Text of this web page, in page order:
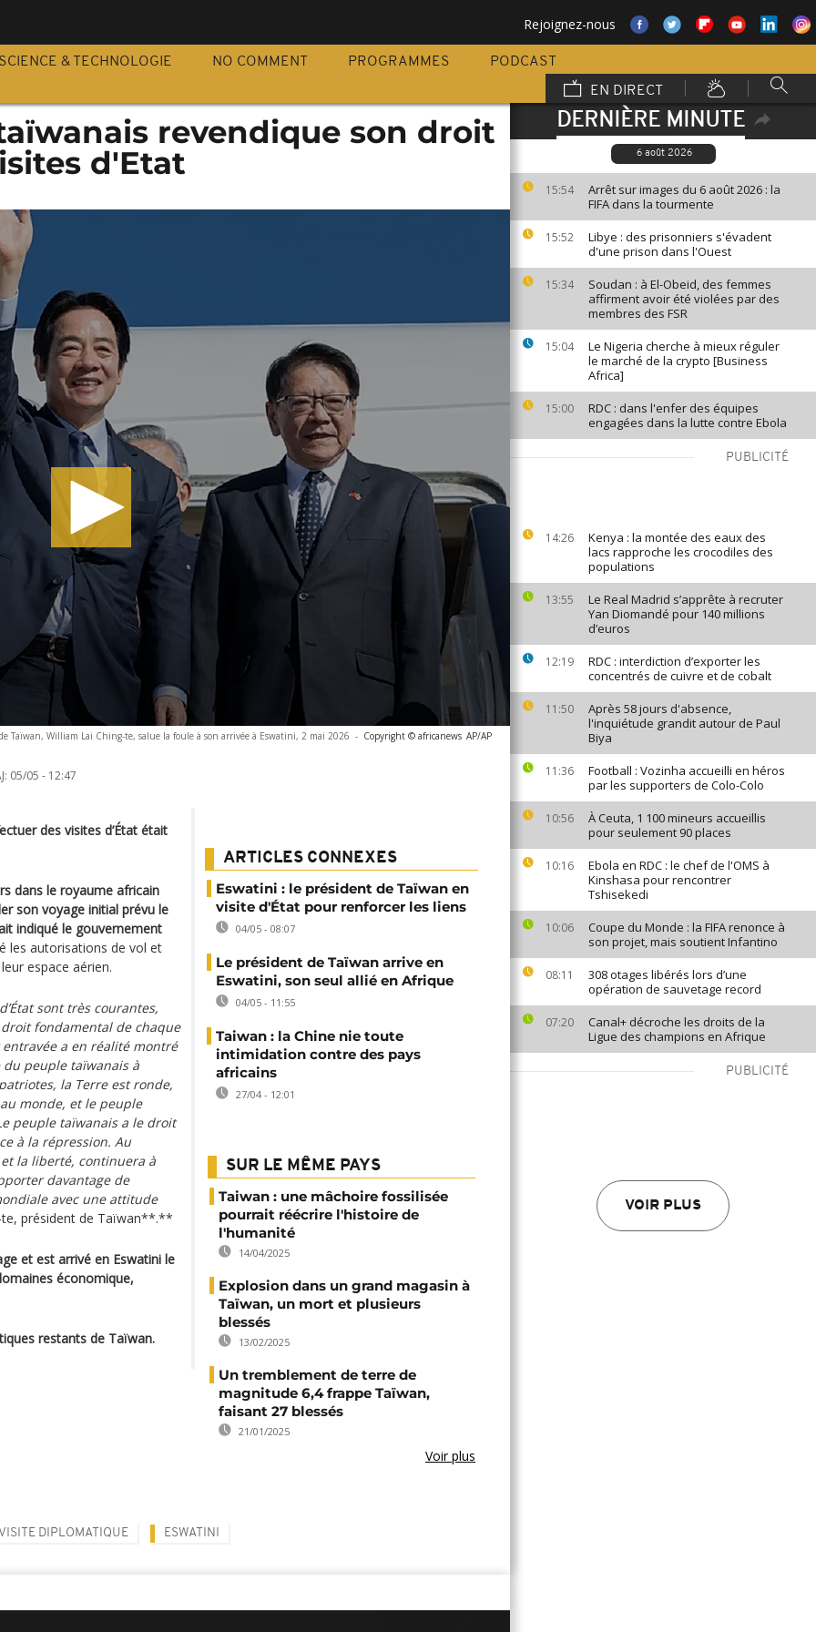
Rejoignez-nous
SCIENCE & TECHNOLOGIE NO COMMENT PROGRAMMES
PODCAST
EN DIRECT
DERNIÈRE MINUTE
6 août 2026
15:54
Arrêt sur images du 6 août 2026 : la
FIFA dans la tourmente
15:52
Libye : des prisonniers s'évadent
d'une prison dans l'Ouest
15:34
Soudan : à El-Obeid, des femmes
affirment avoir été violées par des
membres des FSR
15:04
Le Nigeria cherche à mieux réguler
le marché de la crypto [Business
Africa]
15:00
RDC : dans l'enfer des équipes
engagées dans la lutte contre Ebola
PUBLICITÉ
14:26
Kenya : la montée des eaux des
lacs rapproche les crocodiles des
populations
13:55
Le Real Madrid s’apprête à recruter
Yan Diomandé pour 140 millions
d’euros
12:19
RDC : interdiction d’exporter les
concentrés de cuivre et de cobalt
11:50
Après 58 jours d'absence,
l'inquiétude grandit autour de Paul
Biya
11:36
Football : Vozinha accueilli en héros
par les supporters de Colo-Colo
10:56
À Ceuta, 1 100 mineurs accueillis
pour seulement 90 places
10:16
Ebola en RDC : le chef de l'OMS à
Kinshasa pour rencontrer
Tshisekedi
10:06
Coupe du Monde : la FIFA renonce à
son projet, mais soutient Infantino
08:11
308 otages libérés lors d’une
opération de sauvetage record
07:20
Canal+ décroche les droits de la
Ligue des champions en Afrique
PUBLICITÉ
VOIR PLUS
revendique son droit
d'Etat
Taïwan, William Lai Ching-te, salue la foule à son arrivée à Eswatini, 2 mai 2026 - Copyright © africanews AP/AP
05/05 - 12:47
des visites d’État était
dans le royaume africain
son voyage initial prévu le
indiqué le gouvernement
les autorisations de vol et
espace aérien.
sont très courantes,
fondamental de chaque
a en réalité montré
peuple taïwanais à
la Terre est ronde,
monde, et le peuple
peuple taïwanais a le droit
à la répression. Au
la liberté, continuera à
davantage de
avec une attitude
te, président de Taïwan**.**
et est arrivé en Eswatini le
économique,
restants de Taïwan.
ARTICLES CONNEXES
Eswatini : le président de Taïwan en
visite d'État pour renforcer les liens
04/05 - 08:07
Le président de Taïwan arrive en
Eswatini, son seul allié en Afrique
04/05 - 11:55
Taiwan : la Chine nie toute
intimidation contre des pays
africains
27/04 - 12:01
SUR LE MÊME PAYS
Taiwan : une mâchoire fossilisée
pourrait réécrire l'histoire de
l'humanité
14/04/2025
Explosion dans un grand magasin à
Taïwan, un mort et plusieurs
blessés
13/02/2025
Un tremblement de terre de
magnitude 6,4 frappe Taïwan,
faisant 27 blessés
21/01/2025
Voir plus
VISITE DIPLOMATIQUE ESWATINI